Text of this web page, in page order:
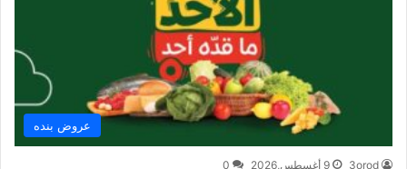
عروض بنده
3orod 9 أغسطس,2026 0